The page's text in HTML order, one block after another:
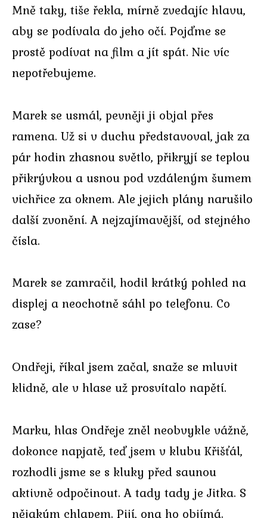
Mně taky, tiše řekla, mírně zvedajíc hlavu,
aby se podívala do jeho očí. Pojďme se
prostě podívat na film a jít spát. Nic víc
nepotřebujeme.
Marek se usmál, pevněji ji objal přes
ramena. Už si v duchu představoval, jak za
pár hodin zhasnou světlo, přikryjí se teplou
přikrývkou a usnou pod vzdáleným šumem
vichřice za oknem. Ale jejich plány narušilo
další zvonění. A nejzajímavější, od stejného
čísla.
Marek se zamračil, hodil krátký pohled na
displej a neochotně sáhl po telefonu. Co
zase?
Ondřeji, říkal jsem začal, snaže se mluvit
klidně, ale v hlase už prosvítalo napětí.
Marku, hlas Ondřeje zněl neobvykle vážně,
dokonce napjatě, teď jsem v klubu Křišťál,
rozhodli jsme se s kluky před saunou
aktivně odpočinout. A tady tady je Jitka. S
nějakým chlapem. Pijí, ona ho objímá.